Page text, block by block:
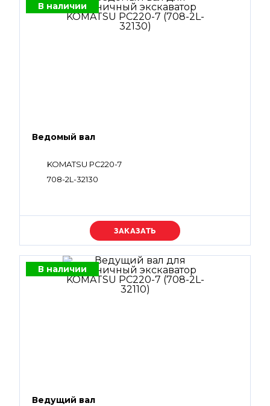
В наличии
Ведомый вал
KOMATSU PC220-7
708-2L-32130
Уточняйте цену
В наличии
Ведущий вал